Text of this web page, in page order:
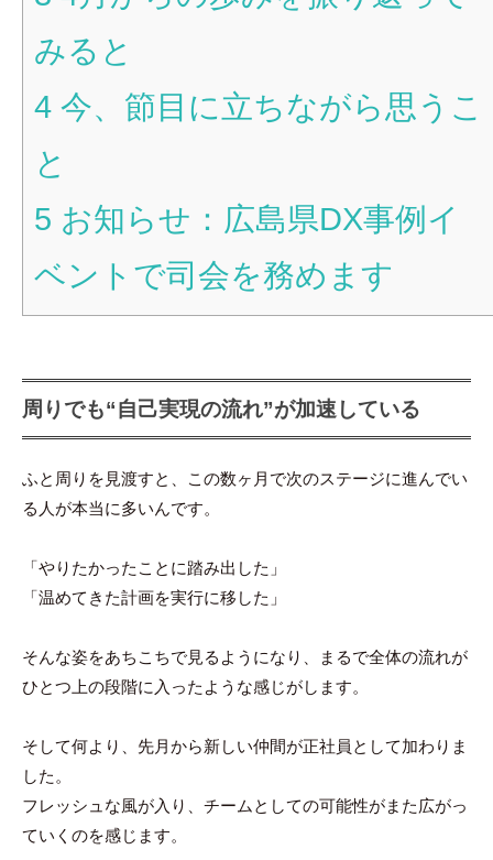
みると
4 今、節目に立ちながら思うこ
と
5 お知らせ：広島県DX事例イ
ベントで司会を務めます
周りでも“自己実現の流れ”が加速している
ふと周りを見渡すと、この数ヶ月で次のステージに進んでい
る人が本当に多いんです。
「やりたかったことに踏み出した」
「温めてきた計画を実行に移した」
そんな姿をあちこちで見るようになり、まるで全体の流れが
ひとつ上の段階に入ったような感じがします。
そして何より、先月から新しい仲間が正社員として加わりま
した。
フレッシュな風が入り、チームとしての可能性がまた広がっ
ていくのを感じます。